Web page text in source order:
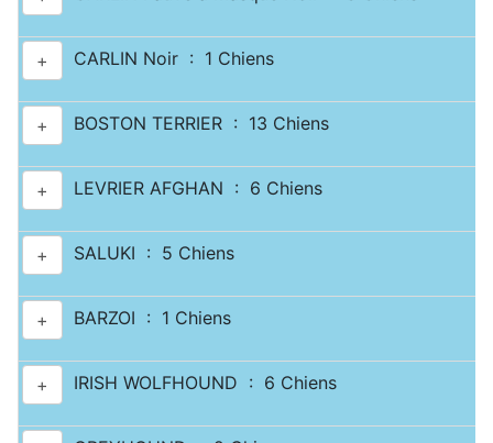
+ CARLIN Noir : 1 Chiens
+ BOSTON TERRIER : 13 Chiens
+ LEVRIER AFGHAN : 6 Chiens
+ SALUKI : 5 Chiens
+ BARZOI : 1 Chiens
+ IRISH WOLFHOUND : 6 Chiens